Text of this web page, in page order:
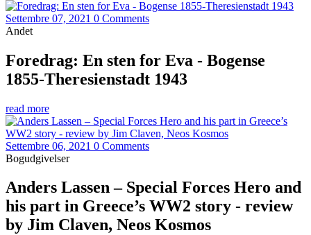
Settembre 07, 2021 0 Comments
Andet
Foredrag: En sten for Eva - Bogense
1855-Theresienstadt 1943
read more
Settembre 06, 2021 0 Comments
Bogudgivelser
Anders Lassen – Special Forces Hero and
his part in Greece’s WW2 story - review
by Jim Claven, Neos Kosmos